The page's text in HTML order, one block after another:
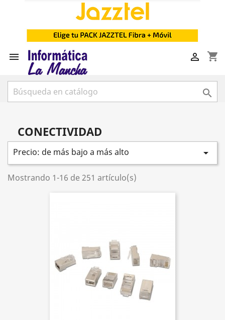
 shopping_cart


CONECTIVIDAD
Precio: de más bajo a más alto 
Mostrando 1-16 de 251 artículo(s)